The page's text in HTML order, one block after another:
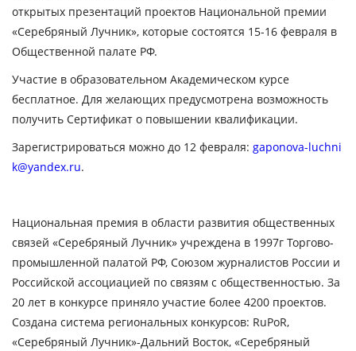
открытых презентаций проектов Национальной премии
«Серебряный Лучник», которые состоятся 15-16 февраля в
Общественной палате РФ.
Участие в образовательном Академическом курсе
бесплатное. Для желающих предусмотрена возможность
получить Сертификат о повышении квалификации.
Зарегистрироваться можно до 12 февраля: gaponova-luchni
k@yandex.ru.
Национальная премия в области развития общественных
связей «Серебряный Лучник» учреждена в 1997г Торгово-
промышленной палатой РФ, Союзом журналистов России и
Российской ассоциацией по связям с общественностью. За
20 лет в конкурсе приняло участие более 4200 проектов.
Создана система региональных конкурсов: RuPoR,
«Серебряный Лучник»-Дальний Восток, «Серебряный